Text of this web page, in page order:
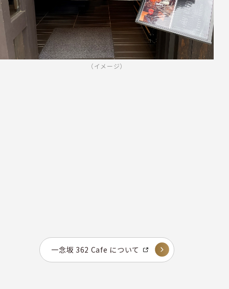
（イメージ）
一念坂 362 Cafe について